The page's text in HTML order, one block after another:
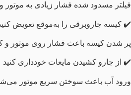
فیلتر مسدود شده فشار زیادی به موتور
✔️ کیسه جاروبرقی را به‌موقع تعویض
پر شدن کیسه باعث فشار روی موتور
✔️ از جارو کشیدن مایعات خودداری کنید
ورود آب باعث سوختن سریع موتور